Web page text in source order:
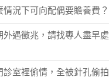
情況下可向配偶要贍養費？
外遇徵兆，請找專人盡早處
診室裡偷情，全被針孔偷拍